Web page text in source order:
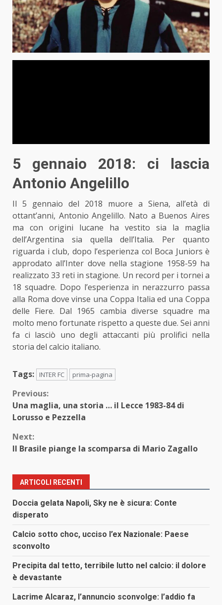
5 gennaio 2018: ci lascia
Antonio Angelillo
Il 5 gennaio del 2018 muore a Siena, all’età di
ottant’anni, Antonio Angelillo. Nato a Buenos Aires
ma con origini lucane ha vestito sia la maglia
dell’Argentina sia quella dell’Italia. Per quanto
riguarda i club, dopo l’esperienza col Boca Juniors è
approdato all’Inter dove nella stagione 1958-59 ha
realizzato 33 reti in stagione. Un record per i tornei a
18 squadre. Dopo l’esperienza in nerazzurro passa
alla Roma dove vinse una Coppa Italia ed una Coppa
delle Fiere. Dal 1965 cambia diverse squadre ma
molto meno fortunate rispetto a queste due. Sei anni
fa ci lasciò uno degli attaccanti più prolifici nella
storia del calcio italiano.
Tags: INTER FC prima-pagina
Continue
Reading
Previous:
Una maglia, una storia … il Lecce 1983-84 di
Lorusso e Pezzella
Next:
Il Brasile piange la scomparsa di Mario Zagallo
ARTICOLI RECENTI
Doccia gelata Napoli, Sky ne è sicura: Conte
disperato
Calcio sotto choc, ucciso l’ex Nazionale: Paese
sconvolto
Precipita dal tetto, terribile lutto nel calcio: il dolore
è devastante
Lacrime Alcaraz, l’annuncio sconvolge: l’addio fa